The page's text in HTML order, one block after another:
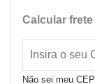
Style
Biv.
The
Mix
Calcular frete
Não sei meu CEP